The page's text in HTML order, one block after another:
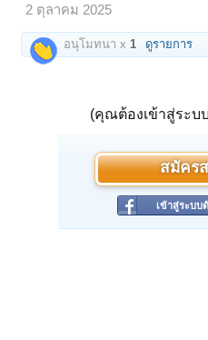
2 ตุลาคม 2025
อนุโมทนา x 1 ดูรายการ
(คุณต้องเข้าสู่ระบ
สมัคร
เข้าสู่ระบบ